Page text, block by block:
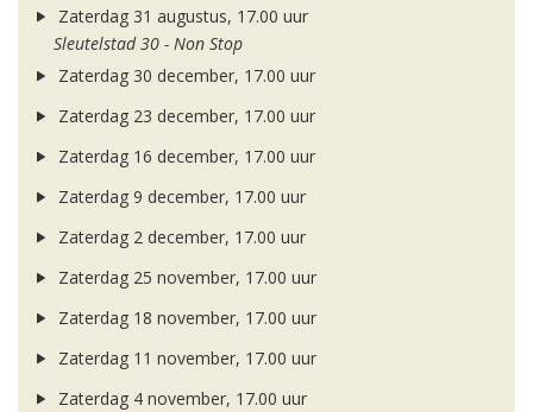
Zaterdag 31 augustus, 17.00 uur
Sleutelstad 30 - Non Stop
Zaterdag 30 december, 17.00 uur
Zaterdag 23 december, 17.00 uur
Zaterdag 16 december, 17.00 uur
Zaterdag 9 december, 17.00 uur
Zaterdag 2 december, 17.00 uur
Zaterdag 25 november, 17.00 uur
Zaterdag 18 november, 17.00 uur
Zaterdag 11 november, 17.00 uur
Zaterdag 4 november, 17.00 uur